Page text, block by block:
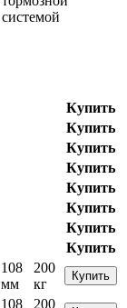
Купить
Купить
Купить
Купить
Купить
Купить
Купить
Купить
108
мм
200
кг
Купить
108
200